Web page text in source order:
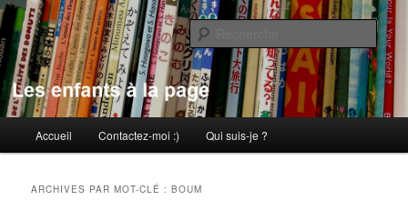
Aller
au
contenu
principal
Aller
au
contenu
secondaireLes enfants à la page
principal
Accueil Contactez-moi :) Qui suis-je ?
ARCHIVES PAR MOT-CLÉ :BOUM